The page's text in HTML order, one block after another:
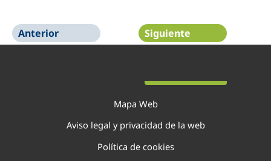
Anterior Siguiente
Mapa Web
Aviso legal y privacidad de la web
Política de cookies